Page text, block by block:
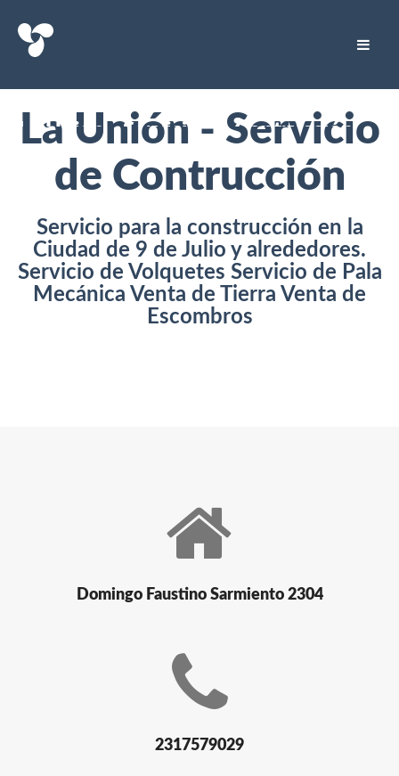
La Unión - Servicio de Contrucción
La Unión - Servicio
de Contrucción
Servicio para la construcción en la
Ciudad de 9 de Julio y alrededores.
Servicio de Volquetes Servicio de Pala
Mecánica Venta de Tierra Venta de
Escombros
Domingo Faustino Sarmiento 2304
2317579029